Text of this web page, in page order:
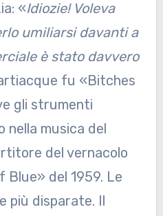
«Idiozie! Voleva
umiliarsi davanti a
è stato davvero
fu «Bitches
gli strumenti
musica del
del vernacolo
Blue» del 1959. Le
più disparate. Il